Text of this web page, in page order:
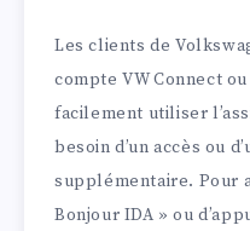
Les clients de
compte VW Connect
facilement utiliser
besoin d’un accès ou
supplémentaire. Pour
Bonjour IDA » ou